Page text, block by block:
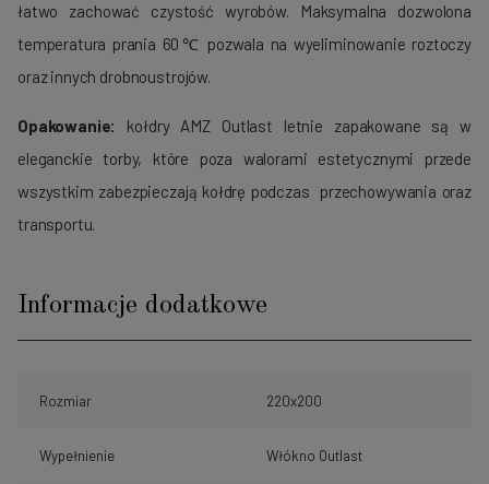
łatwo zachować czystość wyrobów. Maksymalna dozwolona
temperatura prania 60℃ pozwala na wyeliminowanie roztoczy
oraz innych drobnoustrojów.
Opakowanie: kołdry AMZ Outlast letnie zapakowane są w
eleganckie torby, które poza walorami estetycznymi przede
wszystkim zabezpieczają kołdrę podczas przechowywania oraz
transportu.
Informacje dodatkowe
Rozmiar 220x200
Wypełnienie Włókno Outlast